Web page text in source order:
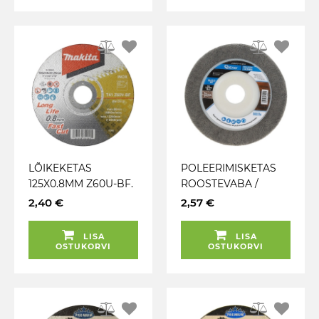
LÕIKEKETAS
125X0.8MM Z60U-BF.
RST / METALL
2,40 €
LISA
OSTUKORVI
POLEERIMISKETAS
ROOSTEVABA /
ALUMIINIUM
2,57 €
LISA
OSTUKORVI